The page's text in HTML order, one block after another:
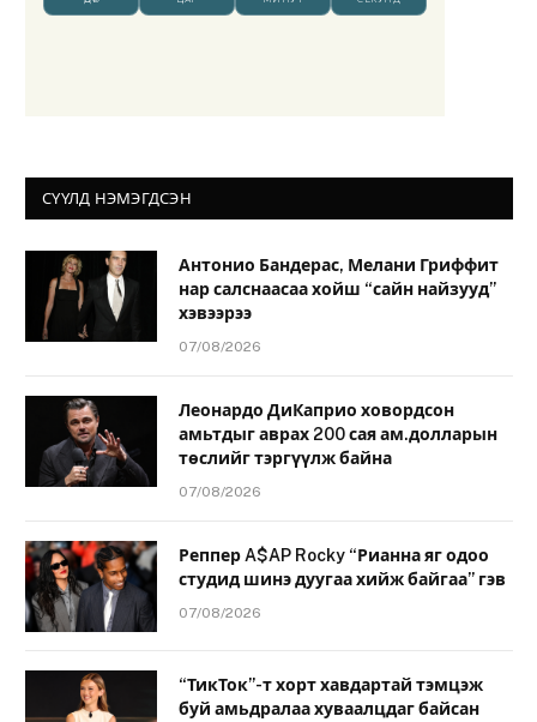
СҮҮЛД НЭМЭГДСЭН
Антонио Бандерас, Мелани Гриффит
нар салснаасаа хойш “сайн найзууд”
хэвээрээ
07/08/2026
Леонардо ДиКаприо ховордсон
амьтдыг аврах 200 сая ам.долларын
төслийг тэргүүлж байна
07/08/2026
Реппер A$AP Rocky “Рианна яг одоо
студид шинэ дуугаа хийж байгаа” гэв
07/08/2026
“ТикТок”-т хорт хавдартай тэмцэж
буй амьдралаа хуваалцдаг байсан